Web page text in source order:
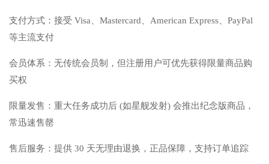
支付方式：接受 Visa、Mastercard、American Express、PayPal
等主流支付
会员体系：无传统会员制，但注册用户可优先获得限量商品购
买权
限量发售：重大任务成功后 (如星舰发射) 会推出纪念版商品，
常迅速售罄
售后服务：提供 30 天无理由退换，正品保障，支持订单追踪